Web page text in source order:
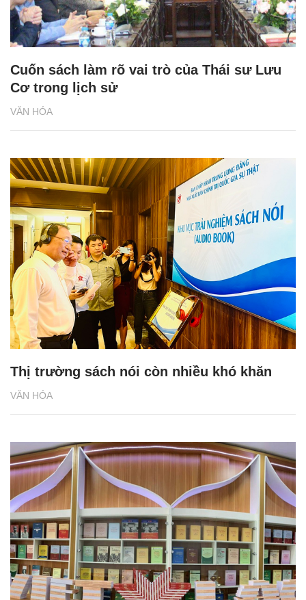
VĂN HÓA
Cuốn sách làm rõ vai trò của Thái sư Lưu
Cơ trong lịch sử
VĂN HÓA
Thị trường sách nói còn nhiều khó khăn